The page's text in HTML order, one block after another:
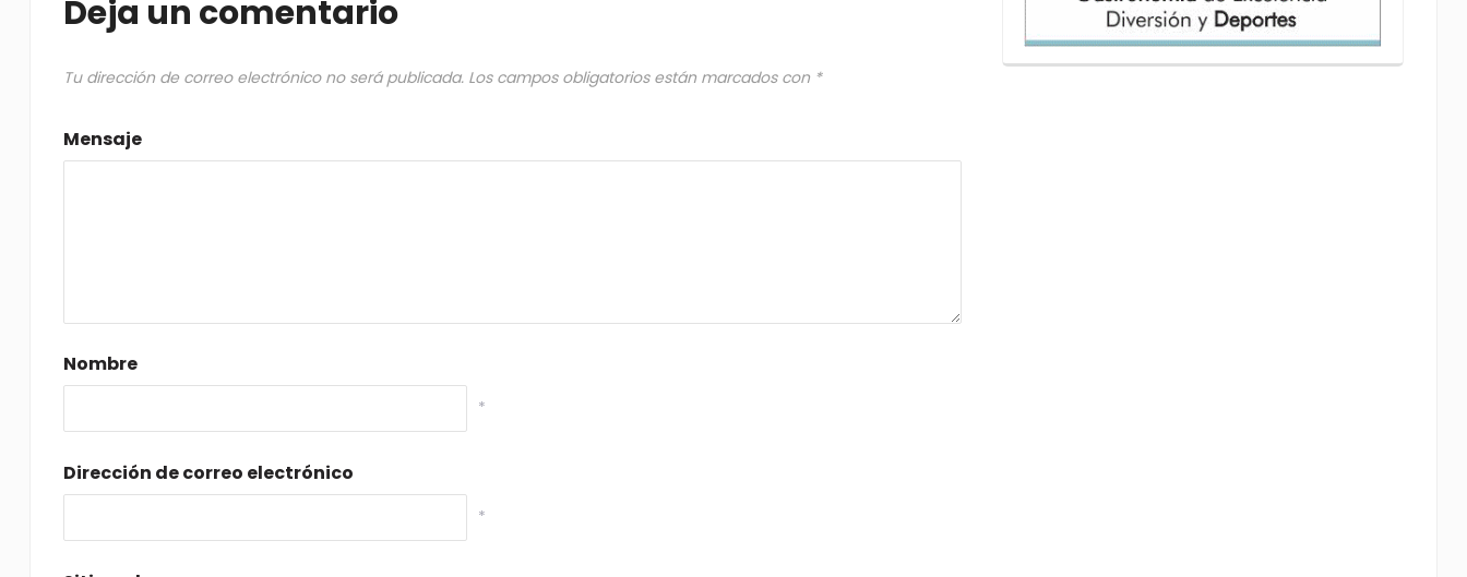
Deja un comentario
Tu dirección de correo electrónico no será publicada. Los campos obligatorios están marcados con *
Mensaje
Nombre
*
Dirección de correo electrónico
*